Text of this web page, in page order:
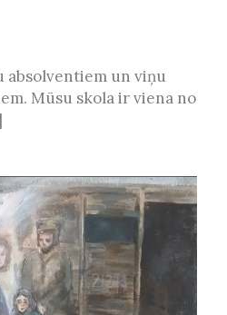
absolventiem un viņu
Mūsu skola ir viena no